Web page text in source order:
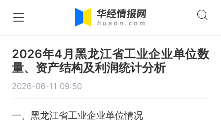
2026年4月黑龙江省工业企业单位数
量、资产结构及利润统计分析
2026-06-11 09:50
一、黑龙江省工业企业单位情况